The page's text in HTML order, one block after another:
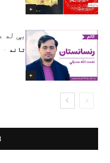
+
+
بې له
تاند -